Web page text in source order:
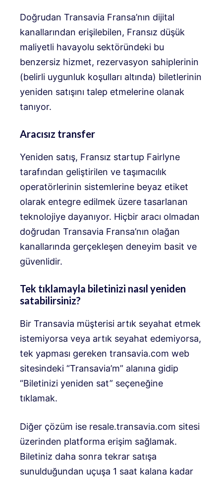
Doğrudan Transavia Fransa’nın dijital
kanallarından erişilebilen, Fransız düşük
maliyetli havayolu sektöründeki bu
benzersiz hizmet, rezervasyon sahiplerinin
(belirli uygunluk koşulları altında) biletlerinin
yeniden satışını talep etmelerine olanak
tanıyor.
Aracısız transfer
Yeniden satış, Fransız startup Fairlyne
tarafından geliştirilen ve taşımacılık
operatörlerinin sistemlerine beyaz etiket
olarak entegre edilmek üzere tasarlanan
teknolojiye dayanıyor. Hiçbir aracı olmadan
doğrudan Transavia Fransa’nın olağan
kanallarında gerçekleşen deneyim basit ve
güvenlidir.
Tek tıklamayla biletinizi nasıl yeniden
satabilirsiniz?
Bir Transavia müşterisi artık seyahat etmek
istemiyorsa veya artık seyahat edemiyorsa,
tek yapması gereken transavia.com web
sitesindeki “Transavia’m” alanına gidip
“Biletinizi yeniden sat” seçeneğine
tıklamak.
Diğer çözüm ise resale.transavia.com sitesi
üzerinden platforma erişim sağlamak.
Biletiniz daha sonra tekrar satışa
sunulduğundan uçuşa 1 saat kalana kadar